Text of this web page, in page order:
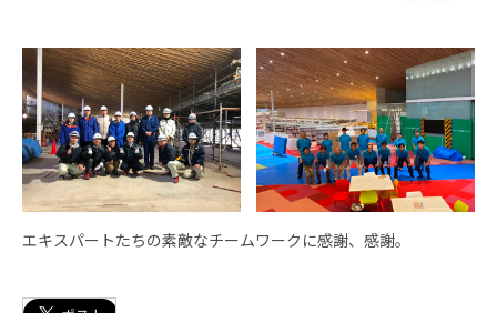
エキスパートたちの素敵なチームワークに感謝、感謝。